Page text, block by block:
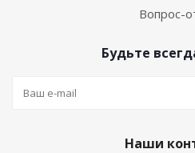
Вопрос-
Будьте
Наши